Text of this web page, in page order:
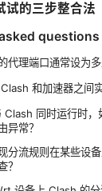
试的三步整合法
questions
代理端口通常设为多
和加速器之间
Clash 同时运行时，
异常？
分流规则在某些设
？